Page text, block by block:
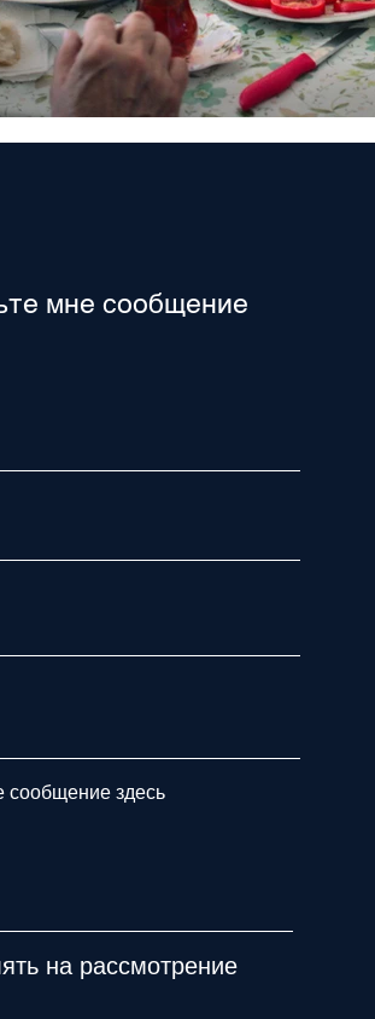
мне сообщение
здесь
на рассмотрение